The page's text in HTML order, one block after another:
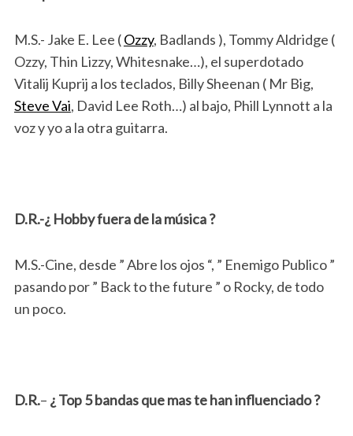
M.S.- Jake E. Lee (Ozzy, Badlands ), Tommy Aldridge (
Ozzy, Thin Lizzy, Whitesnake…), el superdotado
Vitalij Kuprij a los teclados, Billy Sheenan ( Mr Big,
Steve Vai, David Lee Roth…) al bajo, Phill Lynnott a la
voz y yo a la otra guitarra.
D.R.-¿ Hobby fuera de la música ?
M.S.-Cine, desde ” Abre los ojos “, ” Enemigo Publico ”
pasando por ” Back to the future ” o Rocky, de todo
un poco.
D.R.– ¿ Top 5 bandas que mas te han influenciado ?